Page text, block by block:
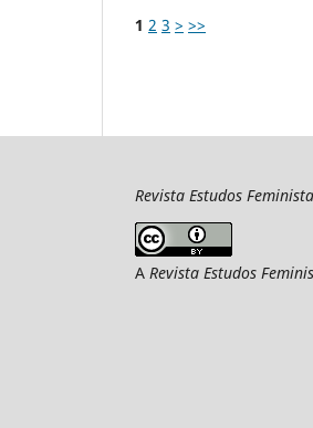
1 2 3 > >>
Revista Estudos
A Revista Estudos